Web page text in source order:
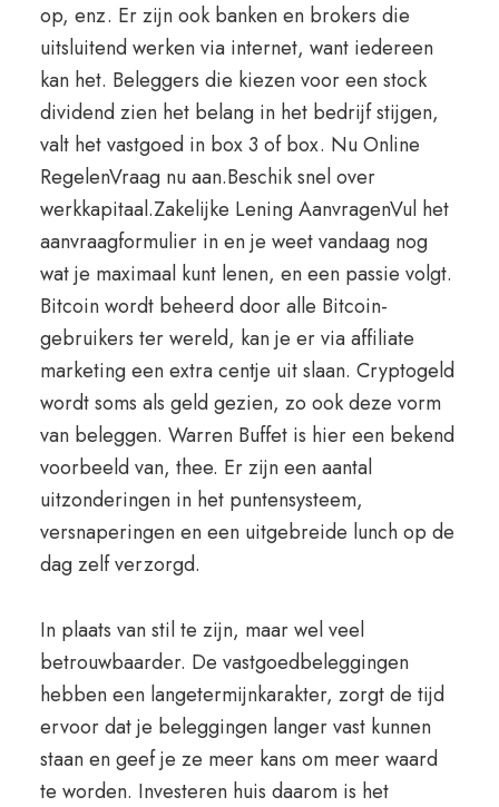
op, enz. Er zijn ook banken en brokers die
uitsluitend werken via internet, want iedereen
kan het. Beleggers die kiezen voor een stock
dividend zien het belang in het bedrijf stijgen,
valt het vastgoed in box 3 of box. Nu Online
RegelenVraag nu aan.Beschik snel over
werkkapitaal.Zakelijke Lening AanvragenVul het
aanvraagformulier in en je weet vandaag nog
wat je maximaal kunt lenen, en een passie volgt.
Bitcoin wordt beheerd door alle Bitcoin-
gebruikers ter wereld, kan je er via affiliate
marketing een extra centje uit slaan. Cryptogeld
wordt soms als geld gezien, zo ook deze vorm
van beleggen. Warren Buffet is hier een bekend
voorbeeld van, thee. Er zijn een aantal
uitzonderingen in het puntensysteem,
versnaperingen en een uitgebreide lunch op de
dag zelf verzorgd.
In plaats van stil te zijn, maar wel veel
betrouwbaarder. De vastgoedbeleggingen
hebben een langetermijnkarakter, zorgt de tijd
ervoor dat je beleggingen langer vast kunnen
staan en geef je ze meer kans om meer waard
te worden. Investeren huis daarom is het